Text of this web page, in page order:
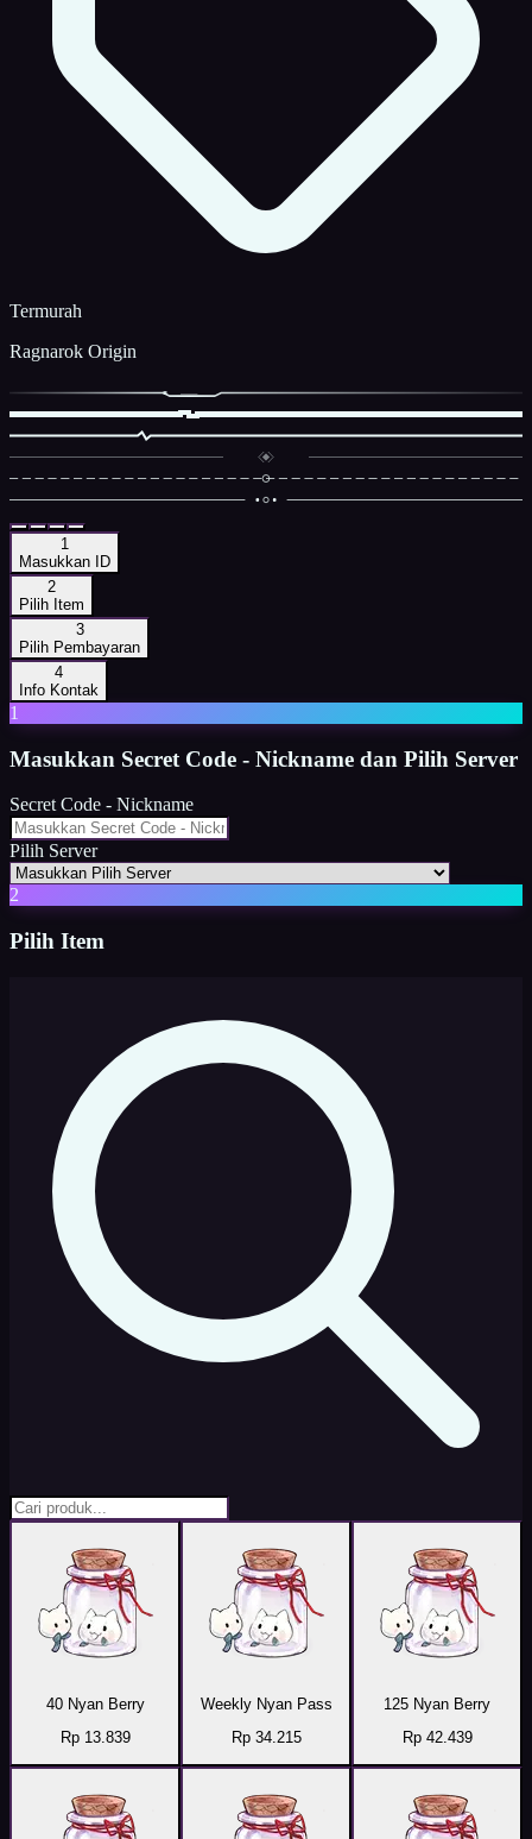
Termurah
Ragnarok Origin
1
Masukkan ID
2
Pilih Item
3
Pilih Pembayaran
4
Info Kontak
1
Masukkan Secret Code - Nickname dan Pilih Server
Secret Code - Nickname
Pilih Server
2
Pilih Item
40 Nyan Berry
Rp 13.839
Weekly Nyan Pass
Rp 34.215
125 Nyan Berry
Rp 42.439